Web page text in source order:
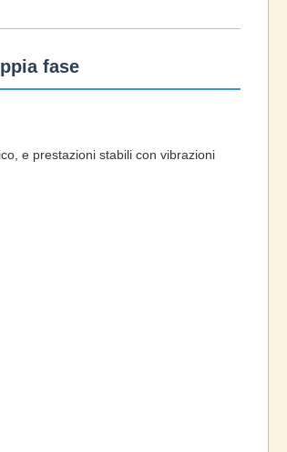
fase
e prestazioni stabili con vibrazioni